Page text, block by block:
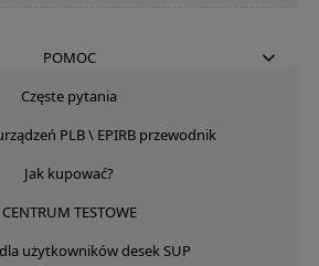
POMOC
Częste pytania
PLB \ EPIRB przewodnik
Jak kupować?
CENTRUM TESTOWE
użytkowników desek SUP